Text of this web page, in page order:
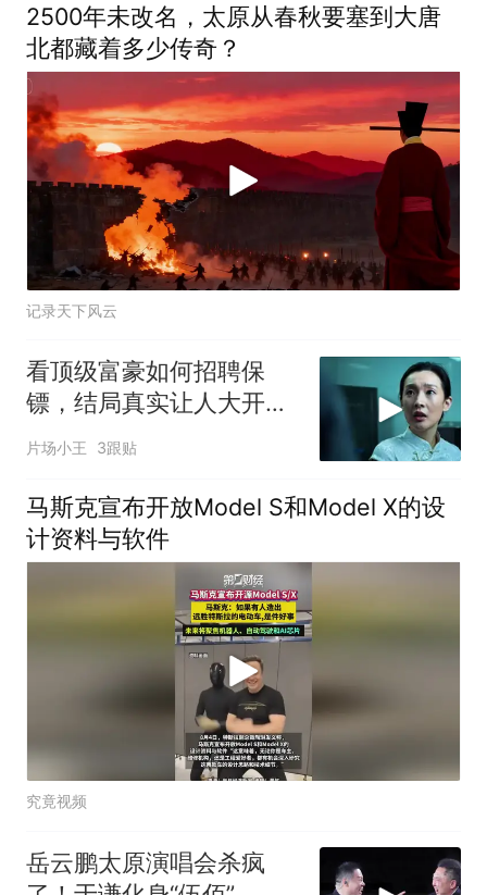
2500年未改名，太原从春秋要塞到大唐
北都藏着多少传奇？
记录天下风云
看顶级富豪如何招聘保
镖，结局真实让人大开眼
界
片场小王 3跟贴
马斯克宣布开放Model S和Model X的设
计资料与软件
究竟视频
岳云鹏太原演唱会杀疯